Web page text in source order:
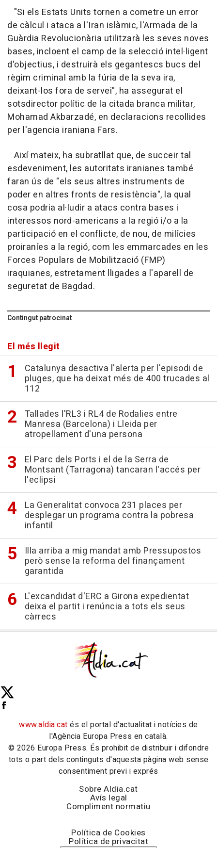
"Si els Estats Units tornen a cometre un error
de càlcul i ataca a l'Iran islàmic, l'Armada de la
Guàrdia Revolucionària utilitzarà les seves noves
bases, incloent el camp de la selecció intel·ligent
d'objectius, i destruirà els gegantescs bucs del
règim criminal amb la fúria de la seva ira,
deixant-los fora de servei", ha assegurat el
sotsdirector polític de la citada branca militar,
Mohamad Akbarzadé, en declaracions recollides
per l'agencia iraniana Fars.
Així mateix, ha subratllat que, de succeir tal
esdeveniment, les autoritats iranianes també
faran ús de "els seus altres instruments de
poder en altres fronts de resistència", la qual
cosa podria al·ludir a atacs contra bases i
interessos nord-americans a la regió i/o a la
participació en el conflicte, de nou, de milícies
proiraníes a la regió, com les emmarcades en les
Forces Populars de Mobilització (FMP)
iraquianes, estretament lligades a l'aparell de
seguretat de Bagdad.
Contingut patrocinat
El més llegit
Catalunya desactiva l'alerta per l'episodi de
pluges, que ha deixat més de 400 trucades al
112
Tallades l'RL3 i RL4 de Rodalies entre
Manresa (Barcelona) i Lleida per
atropellament d'una persona
El Parc dels Ports i el de la Serra de
Montsant (Tarragona) tancaran l'accés per
l'eclipsi
La Generalitat convoca 231 places per
desplegar un programa contra la pobresa
infantil
Illa arriba a mig mandat amb Pressupostos
però sense la reforma del finançament
garantida
L'excandidat d'ERC a Girona expedientat
deixa el partit i renúncia a tots els seus
càrrecs
www.aldia.cat és el portal d'actualitat i notícies de
l'Agència Europa Press en català.
© 2026 Europa Press. És prohibit de distribuir i difondre
tots o part dels continguts d'aquesta pàgina web sense
consentiment previ i exprés
Sobre Aldia.cat
Avís legal
Compliment normatiu
Política de Cookies
Política de privacitat